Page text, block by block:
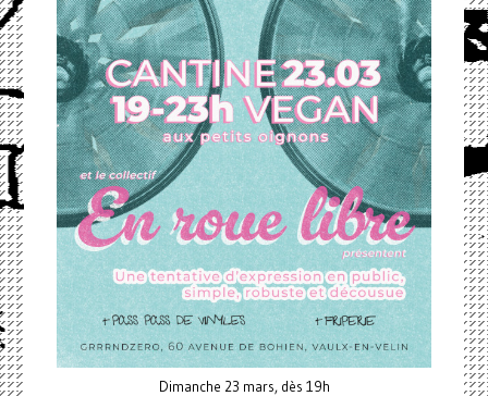
Dimanche 23 mars, dès 19h